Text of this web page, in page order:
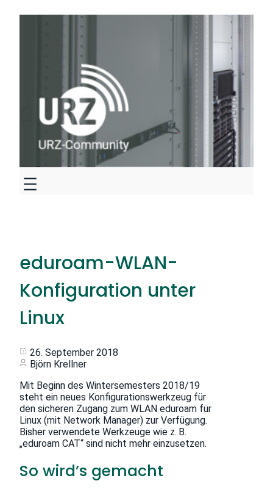
eduroam-WLAN-
Konfiguration unter
Linux
26. September 2018
Björn Krellner
Mit Beginn des Wintersemesters 2018/19
steht ein neues Konfigurationswerkzeug für
den sicheren Zugang zum WLAN eduroam für
Linux (mit Network Manager) zur Verfügung.
Bisher verwendete Werkzeuge wie z. B.
„eduroam CAT“ sind nicht mehr einzusetzen.
So wird’s gemacht